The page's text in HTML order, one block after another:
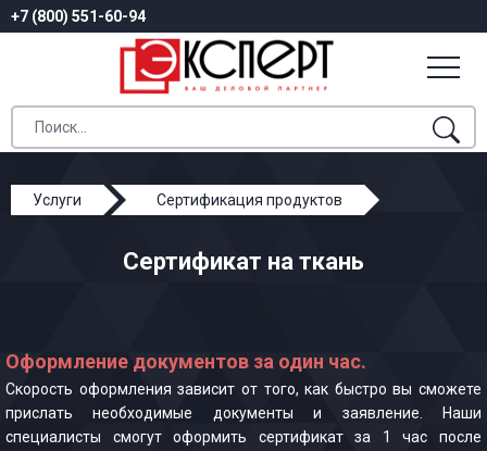
+7 (800) 551-60-94
Услуги
Сертификация продуктов
Сертификат на ткань
Оформление документов за один час.
Скорость оформления зависит от того, как быстро вы сможете
прислать необходимые документы и заявление. Наши
специалисты смогут оформить сертификат за 1 час после